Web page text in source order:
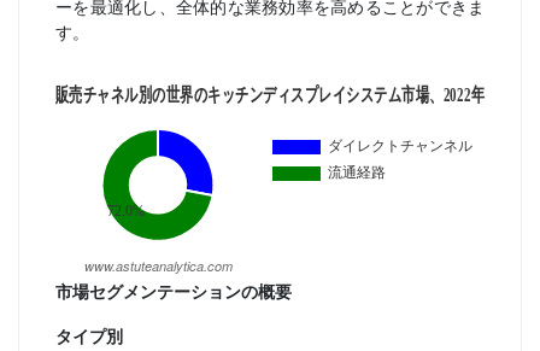
ーを最適化し、全体的な業務効率を高めることができま
す。
市場セグメンテーションの概要
タイプ別